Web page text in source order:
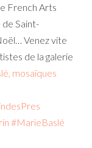
French Arts
Saint-
Venez vite
de la galerie
mosaïques
#MarieBaslé